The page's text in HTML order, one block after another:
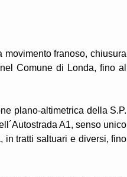
franoso, chiusura
Comune di Londa, fino al
plano-altimetrica della S.P.
A1, senso unico
in tratti saltuari e diversi, fino